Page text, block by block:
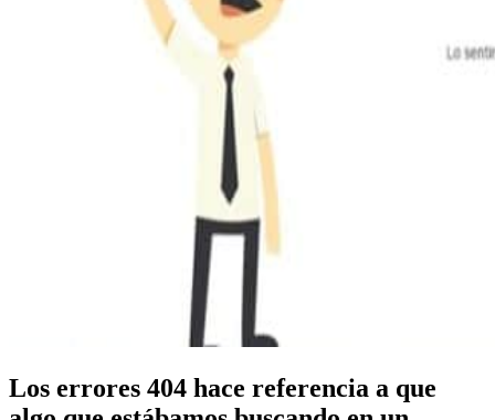
Los errores 404 hace referencia a que